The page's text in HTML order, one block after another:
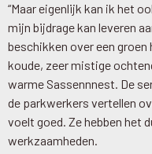
“Maar eigenlijk kan ik het
mijn bijdrage kan leveren
beschikken over een groen
koude, zeer mistige
warme Sassennnest. De
de parkwerkers vertellen
voelt goed. Ze hebben het
werkzaamheden.